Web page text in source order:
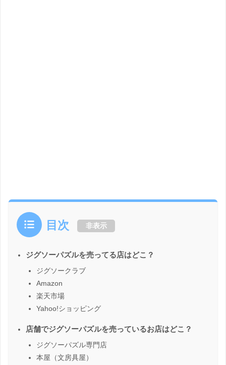
目次 非表示
ジグソーパズルを売ってる店はどこ？
ジグソークラブ
Amazon
楽天市場
Yahoo!ショッピング
店舗でジグソーパズルを売っているお店はどこ？
ジグソーパズル専門店
本屋（文房具屋）